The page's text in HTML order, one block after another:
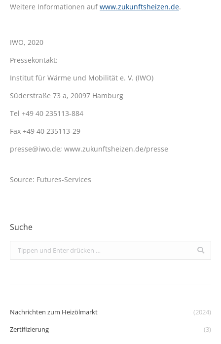
Weitere Informationen auf www.zukunftsheizen.de.
IWO, 2020
Pressekontakt:
Institut für Wärme und Mobilität e. V. (IWO)
Süderstraße 73 a, 20097 Hamburg
Tel +49 40 235113-884
Fax +49 40 235113-29
presse@iwo.de; www.zukunftsheizen.de/presse
Source: Futures-Services
Suche
Search:
Nachrichten zum Heizölmarkt
(2024)
Zertifizierung
(3)